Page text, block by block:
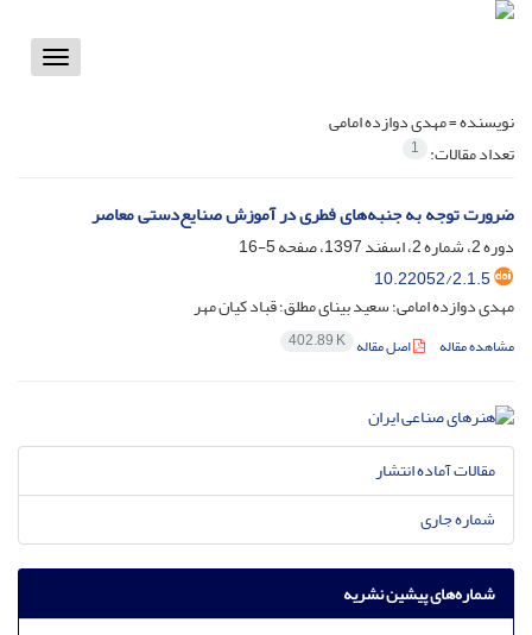
Toggle
نویسنده =مهدی دوازده امامی
تعداد مقالات: 1
ضرورت توجه به جنبه‌های فطری در آموزش صنایع‌دستی معاصر
دوره 2، شماره 2، اسفند 1397، صفحه
5-16
10.22052/2.1.5
مهدی دوازده امامی؛ سعید بینای مطلق؛ قباد کیان مهر
مشاهده مقاله اصل مقاله 402.89 K
مقالات آماده انتشار
شماره جاری
شماره‌های پیشین نشریه